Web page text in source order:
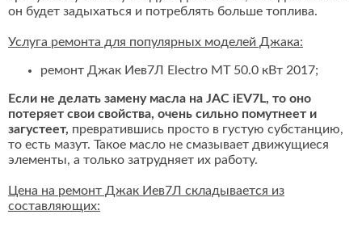
он будет задыхаться и потреблять больше топлива.
Услуга ремонта для популярных моделей Джака:
ремонт Джак Иев7Л Electro MT 50.0 кВт 2017;
Если не делать замену масла на JAC iEV7L, то оно
потеряет свои свойства, очень сильно помутнеет и
загустеет, превратившись просто в густую субстанцию,
то есть мазут. Такое масло не смазывает движущиеся
элементы, а только затрудняет их работу.
Цена на ремонт Джак Иев7Л складывается из
составляющих: